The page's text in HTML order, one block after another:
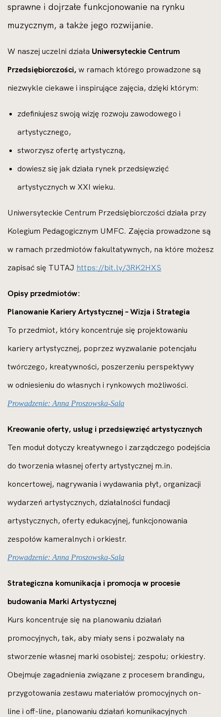
sprawne i dojrzałe funkcjonowanie na rynku
muzycznym, a także jego rozwijanie.
W naszej uczelni działa Uniwersyteckie Centrum
Przedsiębiorczości, w ramach którego prowadzone są
niezwykle ciekawe i inspirujące zajęcia, dzięki którym:
zdefiniujesz swoją wizję rozwoju zawodowego i
artystycznego,
stworzysz ofertę artystyczną,
dowiesz się jak działa rynek przedsięwzięć
artystycznych w XXI wieku.
Uniwersyteckie Centrum Przedsiębiorczości działa przy
Kolegium Pedagogicznym UMFC. Zajęcia prowadzone są
w ramach przedmiotów fakultatywnych, na które możesz
zapisać się TUTAJ https://bit.ly/3RK2HXS
Opisy przedmiotów:
Planowanie Kariery Artystycznej – Wizja i Strategia
To przedmiot, który koncentruje się projektowaniu
kariery artystycznej, poprzez wyzwalanie potencjału
twórczego, kreatywności, poszerzeniu perspektywy
w odniesieniu do własnych i rynkowych możliwości.
Prowadzenie: Anna Proszowska-Sala
Kreowanie oferty, usług i przedsięwzięć artystycznych
Ten moduł dotyczy kreatywnego i zarządczego podejścia
do tworzenia własnej oferty artystycznej m.in.
koncertowej, nagrywania i wydawania płyt, organizacji
wydarzeń artystycznych, działalności fundacji
artystycznych, oferty edukacyjnej, funkcjonowania
zespołów kameralnych i orkiestr.
Prowadzenie: Anna Proszowska-Sala
Strategiczna komunikacja i promocja w procesie
budowania Marki Artystycznej
Kurs koncentruje się na planowaniu działań
promocyjnych, tak, aby miały sens i pozwalały na
stworzenie własnej marki osobistej; zespołu; orkiestry.
Obejmuje zagadnienia związane z procesem brandingu,
przygotowania zestawu materiałów promocyjnych on-
line i off-line, planowaniu działań komunikacyjnych